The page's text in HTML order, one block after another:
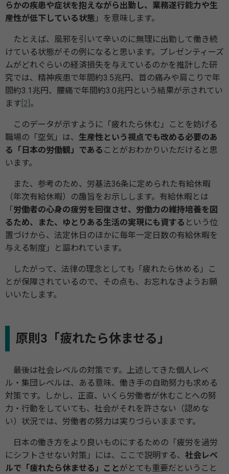
らかの疾患や症状を抱えながら出勤し、業務遂行能力や生
産性が低下している状態 」を意味します。
たとえば、風邪を引いて辛いのに無理に出勤して働き続
けている状態がその例になると思います。プレゼンティーズ
ムがどれぐらいの経済損失を与えているのかを推計した研
究では、精神疾患で年間約3.5兆円、首の痛みや肩こりで年
間約3.1兆円、腰痛で年間約3.0兆円という結果が示されてい
ます [2] 。
このデータが示すように「疲れたら休む」ことを妨げる
職場の「空気」は、 生産性という視点でも改める必要のあ
る「日本の労働観」である ことがおわかりいただけると思
います。
また、参考のため、労基法36条に定められた有給休暇
（年次有給休暇）の趣旨をお示しします。有給休暇とは
「 労働者の心身の疲労を回復させ、労働力の維持培養を図
るため、また、ゆとりある生活の実現にも資する という位
置づけから、法定休日のほかに毎年一定日数の有給休暇を
与える制度」と謳われています。
したがって、法律の理念としても「疲れたら休める」こ
とが保障されているので、その点も、お忘れなきようお願
いいたします。
原則3「疲れたら休ませる」
最後は社会レベルの対策です。上述してきた個人レベ
ル・集団レベルは、ある意味、働き手の自助努力も求める
対策です。しかし、正直、いくら労働者が休むことへの努
力・行動をしていても、社会がそれを許さない（認めな
い）状況では、労働者の努力は実りづらいままです。
日本の働き方をより良いものにするための「疲労を過労
にシフトさせない対策」には、ここで説明する、 社会レベ
ルで「疲れたら休ませる」ことがとても重要だということ